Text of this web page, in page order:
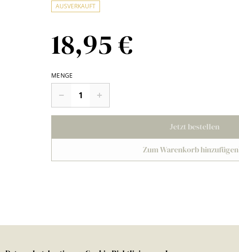
AUSVERKAUFT
18,95 €
MENGE
Jetzt bestellen
Zum Warenkorb hinzufügen